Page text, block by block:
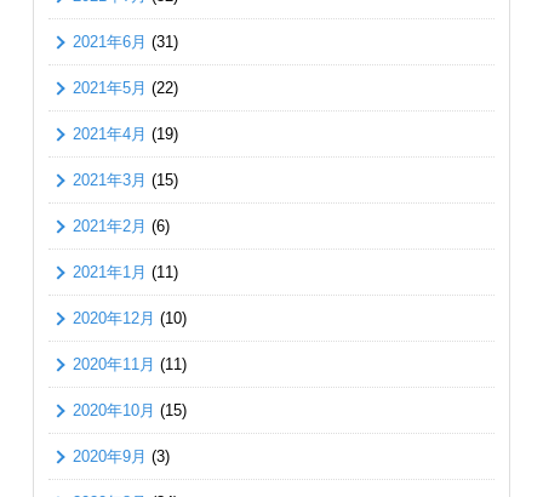
2021年6月 (31)
2021年5月 (22)
2021年4月 (19)
2021年3月 (15)
2021年2月 (6)
2021年1月 (11)
2020年12月 (10)
2020年11月 (11)
2020年10月 (15)
2020年9月 (3)